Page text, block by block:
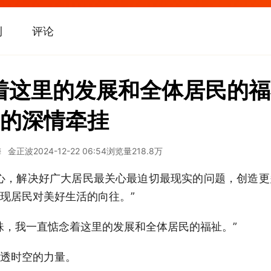
评论
这里的发展和全体居民的
深情牵挂
金正波2024-12-22 06:54浏览量218.8万
，解决好广大居民最关心最迫切最现实的问题，创造
居民对美好生活的向往。”
我一直惦念着这里的发展和全体居民的福祉。”
时空的力量。